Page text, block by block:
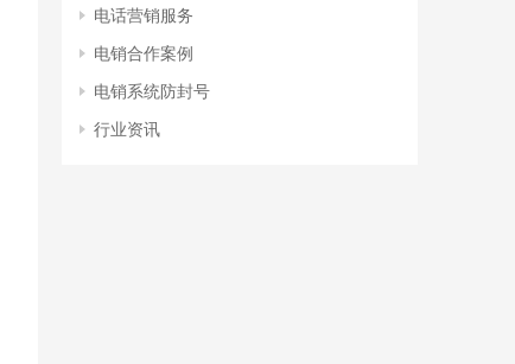
电话营销服务
电销合作案例
电销系统防封号
行业资讯